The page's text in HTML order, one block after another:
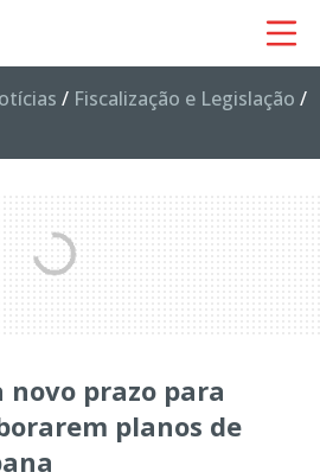
/ Fiscalização e Legislação /
novo prazo para
planos de